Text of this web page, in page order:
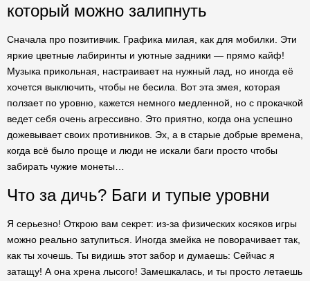
который можно залипнуть
Сначала про позитивчик. Графика милая, как для мобилки. Эти
яркие цветные лабиринты и уютные задники — прямо кайф!
Музыка прикольная, настраивает на нужный лад, но иногда её
хочется выключить, чтобы не бесила. Вот эта змея, которая
ползает по уровню, кажется немного медленной, но с прокачкой
ведет себя очень агрессивно. Это приятно, когда она успешно
дожевывает своих противников. Эх, а в старые добрые времена,
когда всё было проще и люди не искали баги просто чтобы
забирать чужие монеты…
Что за дичь? Баги и тупые уровни
Я серьезно! Открою вам секрет: из-за физических косяков игры
можно реально затупиться. Иногда змейка не поворачивает так,
как ты хочешь. Ты видишь этот забор и думаешь: Сейчас я
затащу! А она хрена лысого! Замешкалась, и ты просто летаешь